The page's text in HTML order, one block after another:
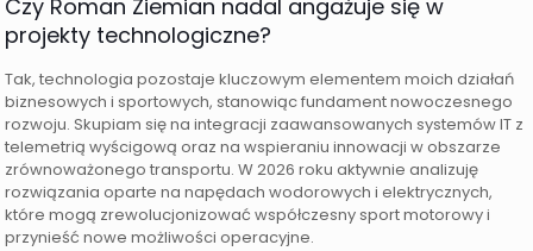
Czy Roman Ziemian nadal angażuje się w
projekty technologiczne?
Tak, technologia pozostaje kluczowym elementem moich działań
biznesowych i sportowych, stanowiąc fundament nowoczesnego
rozwoju. Skupiam się na integracji zaawansowanych systemów IT z
telemetrią wyścigową oraz na wspieraniu innowacji w obszarze
zrównoważonego transportu. W 2026 roku aktywnie analizuję
rozwiązania oparte na napędach wodorowych i elektrycznych,
które mogą zrewolucjonizować współczesny sport motorowy i
przynieść nowe możliwości operacyjne.